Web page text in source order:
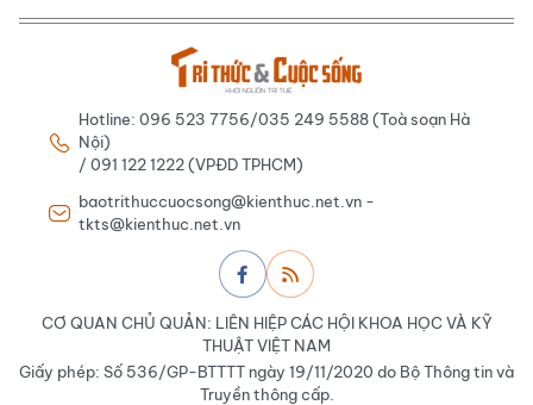
Hotline: 096 523 7756/035 249 5588 (Toà soạn Hà
Nội)
/ 091 122 1222 (VPĐD TPHCM)
baotrithuccuocsong@kienthuc.net.vn -
tkts@kienthuc.net.vn
CƠ QUAN CHỦ QUẢN: LIÊN HIỆP CÁC HỘI KHOA HỌC VÀ KỸ
THUẬT VIỆT NAM
Giấy phép: Số 536/GP-BTTTT ngày 19/11/2020 do Bộ Thông tin và
Truyền thông cấp.